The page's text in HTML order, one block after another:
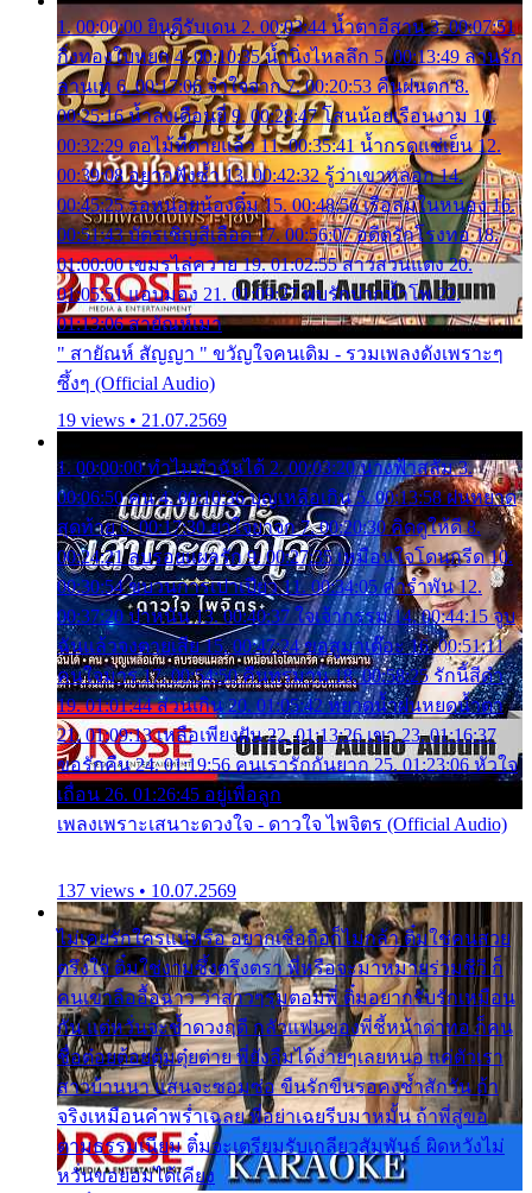
1. 00:00:00 ยินดีรับเดน 2. 00:03:44 น้ำตาอีสาน 3. 00:07:51
กิ่งทองใบหยก 4. 00:10:35 น้ำนิ่งไหลลึก 5. 00:13:49 ลานรัก
ลานเท 6. 00:17:06 จำใจจาก 7. 00:20:53 คืนฝนตก 8.
00:25:16 น้ำลงเดือนยี่ 9. 00:28:47 โสนน้อยเรือนงาม 10.
00:32:29 ตอไม้ที่ตายแล้ว 11. 00:35:41 น้ำกรดแช่เย็น 12.
00:39:08 อยากฟังซ้ำ 13. 00:42:32 รู้ว่าเขาหลอก 14.
00:45:25 รอหน่อยน้องติ๋ม 15. 00:48:56 เรือล่มในหนอง 16.
00:51:43 บัตรเชิญสีเลือด 17. 00:56:07 อดีตรักโรงทอ 18.
01:00:00 เขมรไล่ควาย 19. 01:02:55 สาวสวนแตง 20.
01:05:51 แอบมอง 21. 01:09:27 พบรักปากน้ำโพ 22.
01:13:06 สายัณห์เมา
" สายัณห์ สัญญา " ขวัญใจคนเดิม - รวมเพลงดังเพราะๆ
ซึ้งๆ (Official Audio)
19 views • 21.07.2569
1. 00:00:00 ทำไมทำฉันได้ 2. 00:03:20 นางฟ้าสลัม 3.
00:06:50 คน 4. 00:10:36 บุญเหลือเกิน 5. 00:13:58 ฝนหยาด
สุดท้าย 6. 00:17:30 ยาใจยาจก 7. 00:20:30 คิดดูให้ดี 8.
00:24:21 ลบรอยแผลรัก 9. 00:27:35 เหมือนใจโดนกรีด 10.
00:30:54 ขบวนการเปาเปียว 11. 00:34:05 คำรำพัน 12.
00:37:20 ปาหนัน 13. 00:40:37 ใจเจ้ากรรม 14. 00:44:15 จูบ
ฉันแล้วจงตายเสีย 15. 00:47:24 ขอสูมาเต๊อะ 16. 00:51:11
คนใจมาร 17. 00:54:50 คืนทรมาน 18. 00:58:25 รักนี้สีดำ
19. 01:01:44 ส่วนเกิน 20. 01:05:42 หยาดน้ำฝนหยดน้ำตา
21. 01:09:13 เหลือเพียงฝัน 22. 01:13:26 เขา 23. 01:16:37
ขอรักคืน 24. 01:19:56 คนเรารักกันยาก 25. 01:23:06 หัวใจ
เถื่อน 26. 01:26:45 อยู่เพื่อลูก
เพลงเพราะเสนาะดวงใจ - ดาวใจ ไพจิตร (Official Audio)
137 views • 10.07.2569
ไม่เคยรักใครแน่หรือ อยากเชื่อถือก็ไม่กล้า ติ๋มใช่คนสวย
ตรึงใจ ติ๋มใช่งามซึ้งตรึงตรา พี่หรือจะมาหมายร่วมชีวี ก็
คนเขาลืออื้อฉาว ว่าสาวๆรุมตอมพี่ ติ๋มอยากรับรักเหมือน
กัน แต่หวั่นจะช้ำดวงฤดี กลัวแฟนของพี่ชี้หน้าด่าทอ ก็คน
ชื่อต๋อยต้อยตุ้มตุ๋ยต่าย พี่ยังลืมได้ง่ายๆเลยหนอ แค่ตัวเรา
สาวบ้านนา แสนจะซอมซ่อ ขืนรักขืนรอคงช้ำสักวัน ถ้า
จริงเหมือนคำพร่ำเฉลย พี่อย่าเฉยรีบมาหมั้น ถ้าพี่สู่ขอ
ตามธรรมเนียม ติ๋มจะเตรียมรับเกลียวสัมพันธ์ ผิดหวังไม่
หวั่นขอยอมได้เคียง